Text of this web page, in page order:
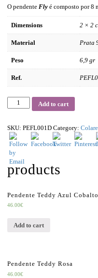
O pendente Fly é composto por 8
Dimensions 2 × 2
Material Prata
Peso 6,9 gr
Ref.
Quantity Add to cart
SKU: PEFL001D Category:
products
Pendente Teddy Azul Cobalto
46.00€
Add to cart
Pendente Teddy Rosa
46.00€